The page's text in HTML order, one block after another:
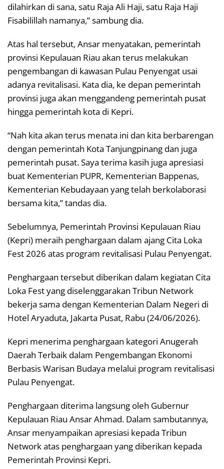
dilahirkan di sana, satu Raja Ali Haji, satu Raja Haji
Fisabilillah namanya,” sambung dia.
Atas hal tersebut, Ansar menyatakan, pemerintah
provinsi Kepulauan Riau akan terus melakukan
pengembangan di kawasan Pulau Penyengat usai
adanya revitalisasi. Kata dia, ke depan pemerintah
provinsi juga akan menggandeng pemerintah pusat
hingga pemerintah kota di Kepri.
“Nah kita akan terus menata ini dan kita berbarengan
dengan pemerintah Kota Tanjungpinang dan juga
pemerintah pusat. Saya terima kasih juga apresiasi
buat Kementerian PUPR, Kementerian Bappenas,
Kementerian Kebudayaan yang telah berkolaborasi
bersama kita,” tandas dia.
Sebelumnya, Pemerintah Provinsi Kepulauan Riau
(Kepri) meraih penghargaan dalam ajang Cita Loka
Fest 2026 atas program revitalisasi Pulau Penyengat.
Penghargaan tersebut diberikan dalam kegiatan Cita
Loka Fest yang diselenggarakan Tribun Network
bekerja sama dengan Kementerian Dalam Negeri di
Hotel Aryaduta, Jakarta Pusat, Rabu (24/06/2026).
Kepri menerima penghargaan kategori Anugerah
Daerah Terbaik dalam Pengembangan Ekonomi
Berbasis Warisan Budaya melalui program revitalisasi
Pulau Penyengat.
Penghargaan diterima langsung oleh Gubernur
Kepulauan Riau Ansar Ahmad. Dalam sambutannya,
Ansar menyampaikan apresiasi kepada Tribun
Network atas penghargaan yang diberikan kepada
Pemerintah Provinsi Kepri.